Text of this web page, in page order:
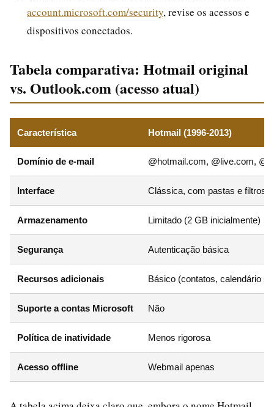
account.microsoft.com/security, revise os acessos e
dispositivos conectados.
Tabela comparativa: Hotmail original
vs. Outlook.com (acesso atual)
Característica Hotmail (1996-2013)
Domínio de e-mail @hotmail.com, @live.com,
Interface Clássica, com pastas e filtros
Armazenamento Limitado (2 GB inicialmente)
Segurança Autenticação básica
Recursos adicionais Básico (contatos, calendário
Suporte a contas Microsoft Não
Política de inatividade Menos rigorosa
Acesso offline Webmail apenas